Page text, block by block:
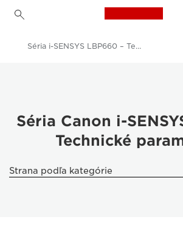
Podnikové produkty
Podnikové tlačiarne a faxové zariadenia
Séria i-SENSYS LBP660 – Technické údaje
Séria Canon i-
Technické
Strana podľa kategórie